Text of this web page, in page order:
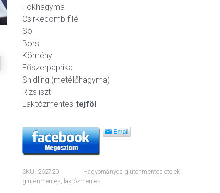
Fokhagyma
Csirkecomb filé
Só
Bors
Kömény
Fűszerpaprika
Snidling (metélőhagyma)
Rizsliszt
Laktózmentes tejföl
SKU: 262720
Hagyományos gluténmentes ételek
gluténmentes, laktózmentes